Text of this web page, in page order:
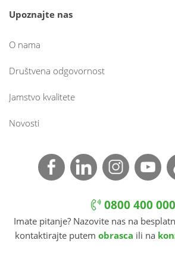
Upoznajte nas
O nama
Društvena odgovornost
Jamstvo kvalitete
Novosti
0800 400 000
Imate pitanje? Nazovite nas na
kontaktirajte putem obrasca ili na